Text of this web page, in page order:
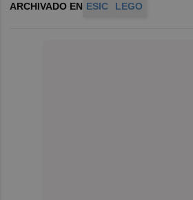
ARCHIVADO EN ESIC LEGO